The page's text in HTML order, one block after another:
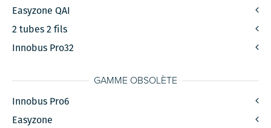
Easyzone QAI
2 tubes 2 fils
Innobus Pro32
GAMME OBSOLÈTE
Innobus Pro6
Easyzone